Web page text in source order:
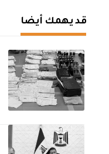
قد يهمك أيضا